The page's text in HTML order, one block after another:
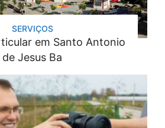
SERVIÇOS
em Santo Antonio
de Jesus Ba